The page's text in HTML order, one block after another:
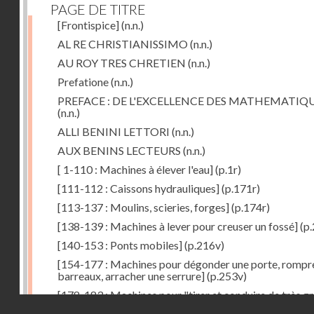
PAGE DE TITRE
[Frontispice](n.n.)
AL RE CHRISTIANISSIMO (n.n.)
AU ROY TRES CHRETIEN (n.n.)
Prefatione(n.n.)
PREFACE : DE L'EXCELLENCE DES
(n.n.)
ALLI BENINI LETTORI (n.n.)
AUX BENINS LECTEURS (n.n.)
[ 1-110 : Machines à élever l'eau](p.1r)
[111-112 : Caissons hydrauliques](p.171r)
[113-137 : Moulins, scieries, forges](p.174r)
[138-139 : Machines à lever pour creuser un fossé]
[140-153 : Ponts mobiles](p.216v)
[154-177 : Machines pour dégonder une porte,
barreaux, arracher une serrure](p.253v)
[178-183 : Machines pour "tirer et conduire de très